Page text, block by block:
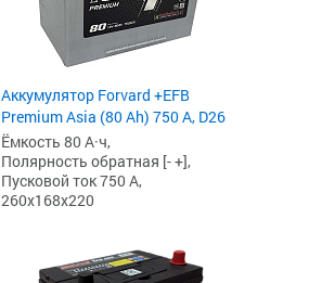
Аккумулятор Forvard +EFB
Premium Asia (80 Ah) 750 А, D26
Ёмкость 80 А·ч,
Полярность обратная [- +],
Пусковой ток 750 А,
260x168x220